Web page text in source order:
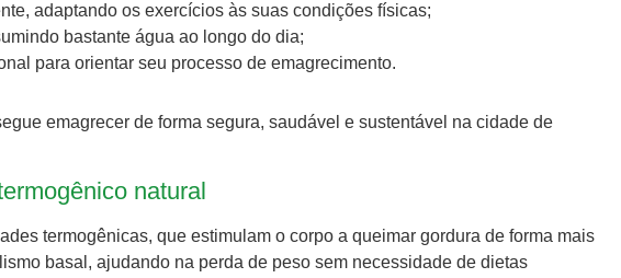
adaptando os exercícios às suas condições físicas;
bastante água ao longo do dia;
para orientar seu processo de emagrecimento.
emagrecer de forma segura, saudável e sustentável na cidade de
natural
termogênicas, que estimulam o corpo a queimar gordura de forma mais
basal, ajudando na perda de peso sem necessidade de dietas